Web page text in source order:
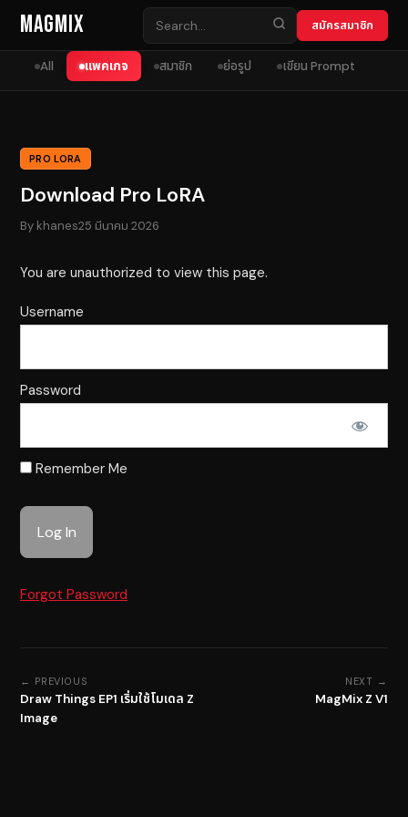
Skip to content
MagMix สมัครสมาชิก
All แพคเกจ สมาชิก ย่อรูป เขียน Prompt
PRO LORA
Download Pro LoRA
By khanes25 มีนาคม 2026
You are unauthorized to view this page.
Username
Password
Remember Me
Forgot Password
← PREVIOUS
Draw Things EP1 เริ่มใช้โมเดล Z
Image
NEXT →
MagMix Z V1